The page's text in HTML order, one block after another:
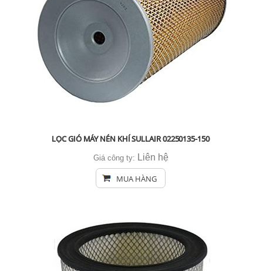
LỌC GIÓ MÁY NÉN KHÍ SULLAIR 02250135-150
Giá công ty: Liên hệ
MUA HÀNG